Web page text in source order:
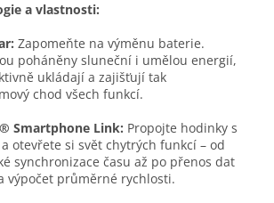
a vlastnosti:
Zapomeňte na výměnu baterie.
poháněny sluneční i umělou energií,
ukládají a zajišťují tak
chod všech funkcí.
Smartphone Link: Propojte hodinky s
otevřete si svět chytrých funkcí – od
synchronizace času až po přenos dat
výpočet průměrné rychlosti.